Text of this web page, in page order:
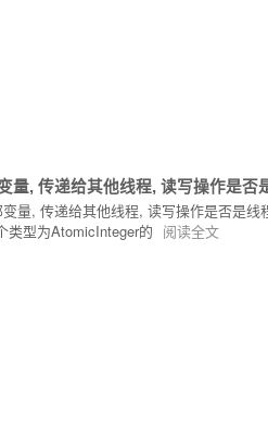
, 传递给其他线程, 读写操作是否
量, 传递给其他线程, 读写操作是否是
类型为AtomicInteger的 阅读全文